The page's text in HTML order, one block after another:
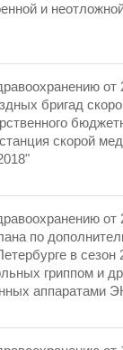
и
бригад
скорой
по
в сезон
гриппом и
аппаратами